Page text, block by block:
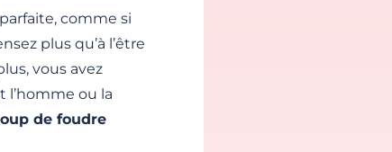
comme si
plus qu’à l’être
vous avez
l’homme ou la
de foudre